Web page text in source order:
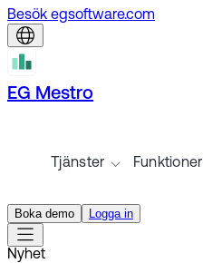
Besök egsoftware.com
EG Mestro
Tjänster Funktioner
Boka demo Logga in
Nyhet